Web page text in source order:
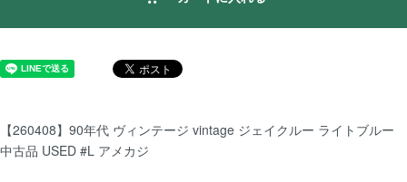
【260408】90年代 ヴィンテージ vintage ジェイクルー ライトブルー
中古品 USED #L アメカジ